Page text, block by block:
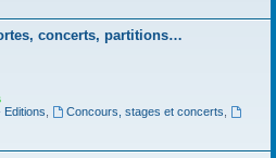
concerts, partitions…
Editions Concours, stages et concerts